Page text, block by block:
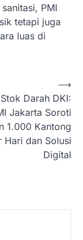
PMI
tetapi juga
luas di
Darah DKI:
Jakarta Soroti
1.000 Kantong
Hari dan Solusi
Digital
⟶